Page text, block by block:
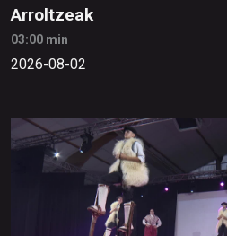
Arroltzeak
03:00 min
2026-08-02